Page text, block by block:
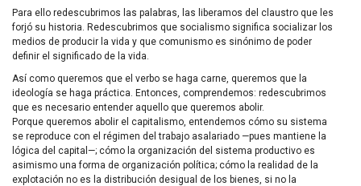
Para ello redescubrimos las palabras, las liberamos del claustro que les
forjó su historia. Redescubrimos que socialismo significa socializar los
medios de producir la vida y que comunismo es sinónimo de poder
definir el significado de la vida.
Así como queremos que el verbo se haga carne, queremos que la
ideología se haga práctica. Entonces, comprendemos: redescubrimos
que es necesario entender aquello que queremos abolir.
Porque queremos abolir el capitalismo, entendemos cómo su sistema
se reproduce con el régimen del trabajo asalariado —pues mantiene la
lógica del capital—; cómo la organización del sistema productivo es
asimismo una forma de organización política; cómo la realidad de la
explotación no es la distribución desigual de los bienes, si no la